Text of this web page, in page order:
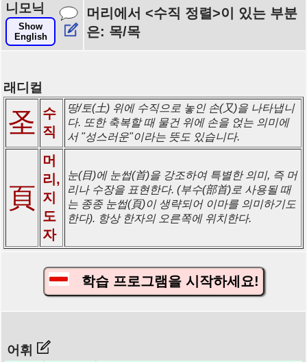
니모닉
Show
English
머리에서 <수직 정렬>이 있는 부분
은: 목/목
래디컬
圣
수
직
땅/토(土) 위에 수직으로 놓인 손(又)을 나타냅니
다. 또한 축복할 때 물건 위에 손을 얹는 의미에
서 "성스러운"이라는 뜻도 있습니다.
頁
머
리,
지
도
자
눈(目)에 눈썹(首)을 강조하여 특별한 의미, 즉 머
리나 수장을 표현한다. (부수(部首)로 사용될 때
는 종종 눈썹(頁)이 생략되어 이마를 의미하기도
한다). 항상 한자의 오른쪽에 위치한다.
학습 프로그램을 시작하세요!
어휘